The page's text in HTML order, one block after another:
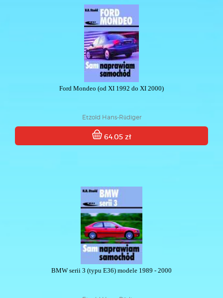
Ford Mondeo (od XI 1992 do XI 2000)
Etzold Hans-Rüdiger
64.05 zł
BMW serii 3 (typu E36) modele 1989 - 2000